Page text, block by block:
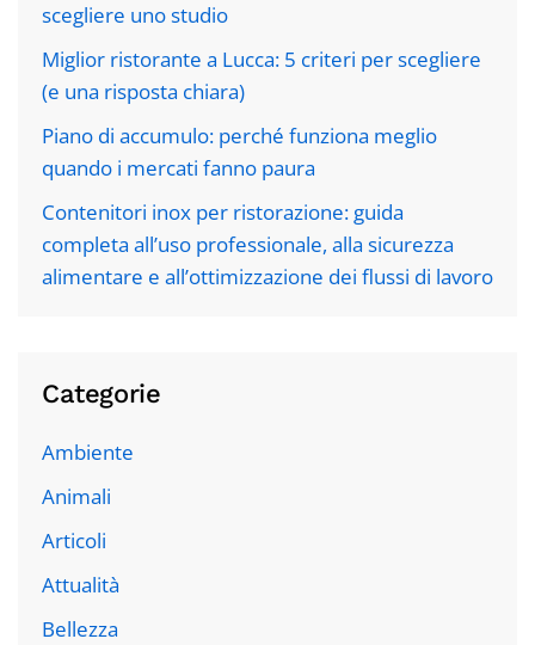
scegliere uno studio
Miglior ristorante a Lucca: 5 criteri per scegliere
(e una risposta chiara)
Piano di accumulo: perché funziona meglio
quando i mercati fanno paura
Contenitori inox per ristorazione: guida
completa all’uso professionale, alla sicurezza
alimentare e all’ottimizzazione dei flussi di lavoro
Categorie
Ambiente
Animali
Articoli
Attualità
Bellezza